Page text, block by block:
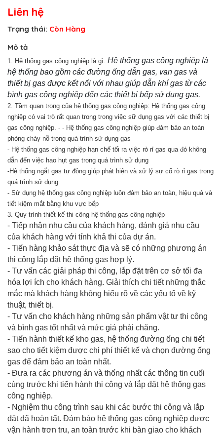
Liên hệ
Trạng thái: Còn Hàng
Mô tả
1. Hệ thống gas công nghiệp là gì: Hệ thống gas công nghiệp là
hệ thống bao gồm các đường ống dẫn gas, van gas và
thiết bị gas được kết nối với nhau giúp dẫn khí gas từ các
bình gas công nghiệp đến các thiết bị bếp sử dụng gas.
2. Tầm quan trọng của hệ thống gas công nghiệp: Hệ thống gas công
nghiệp có vai trò rất quan trong trong việc sữ dụng gas với các thiết bị
gas công nghiệp. - - Hệ thống gas công nghiệp giúp đảm bảo an toán
phòng cháy nỗ trong quá trình sử dụng gas
- Hệ thống gas công nghiệp hạn chế tối ra việc rò rỉ gas qua đó không
dẫn đến việc hao hụt gas trong quá trình sử dụng
-Hệ thống ngắt gas tự động giúp phát hiện và xử lý sự cố rò rỉ gas trong
quá trình sử dụng
- Sử dụng hệ thống gas công nghiệp luôn đảm bảo an toàn, hiệu quả và
tiết kiệm mắt bằng khu vực bếp
3. Quy trình thiết kế thi công hệ thống gas công nghiệp
- Tiếp nhận nhu cầu của khách hàng, đánh giá nhu cầu
của khách hàng với tính khả thi của dự án.
- Tiến hàng khảo sát thực địa và sẽ có những phương án
thi công lắp đặt hệ thống gas hợp lý.
- Tư vấn các giải pháp thi công, lắp đặt trên cơ sở tối đa
hóa lợi ích cho khách hàng. Giải thích chi tiết những thắc
mắc mà khách hàng không hiểu rõ về các yếu tố về kỹ
thuật, thiết bị.
- Tư vấn cho khách hàng những sản phẩm vật tư thi công
và bình gas tốt nhất và mức giá phải chăng.
- Tiến hành thiết kế kho gas, hệ thống đường ống chi tiết
sao cho tiết kiệm được chi phí thiết kế và chọn đường ống
gas để đảm bảo an toàn nhất.
- Đưa ra các phương án và thống nhất các thông tin cuối
cùng trước khi tiến hành thi công và lắp đặt hệ thống gas
công nghiệp.
- Nghiệm thu công trình sau khi các bước thi công và lắp
đặt đã hoàn tất. Đảm bảo hệ thống gas công nghiệp được
vận hành trơn tru, an toàn trước khi bàn giao cho khách